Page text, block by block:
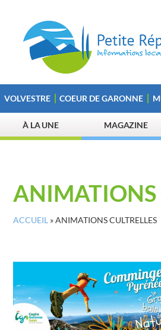
VOLVESTRE COEUR DE GARONNE
À LA UNE MAGAZINE
ANIMATIONS
ACCUEIL »ANIMATIONS CULTRELLES